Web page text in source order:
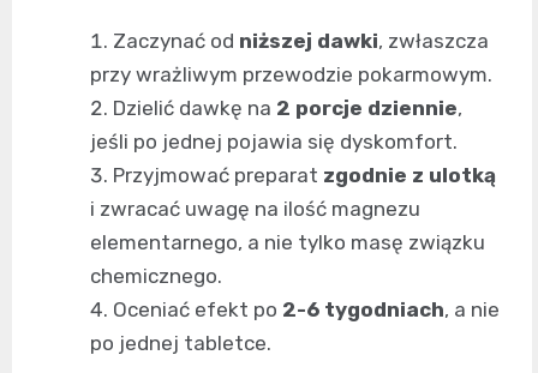
Zaczynać od niższej dawki, zwłaszcza
przy wrażliwym przewodzie pokarmowym.
Dzielić dawkę na 2 porcje dziennie,
jeśli po jednej pojawia się dyskomfort.
Przyjmować preparat zgodnie z ulotką
i zwracać uwagę na ilość magnezu
elementarnego, a nie tylko masę związku
chemicznego.
Oceniać efekt po 2-6 tygodniach, a nie
po jednej tabletce.